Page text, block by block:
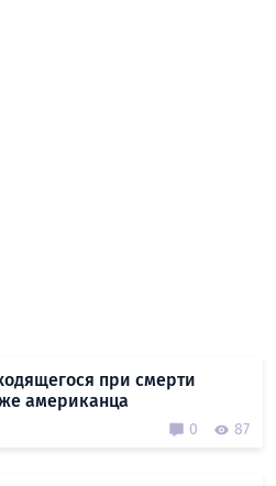
при смерти
американца
0 87